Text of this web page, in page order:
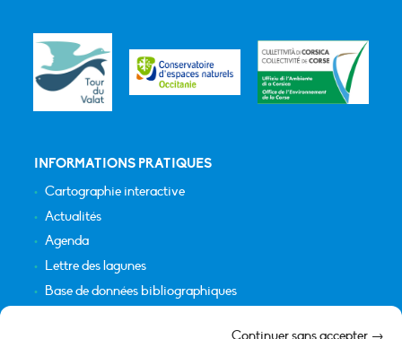
Continuer sans accepter →
INFORMATIONS PRATIQUES
Cartographie interactive
Actualités
Agenda
Lettre des lagunes
Base de données bibliographiques